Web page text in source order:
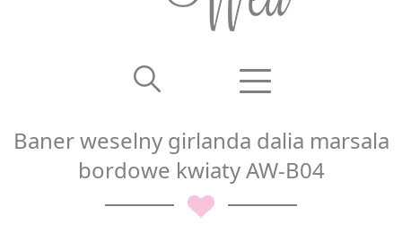
Baner weselny girlanda dalia marsala
bordowe kwiaty AW-B04